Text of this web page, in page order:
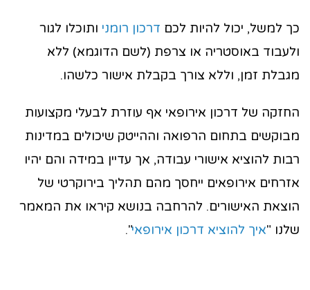
כך למשל, יכול להיות לכם דרכון רומני ותוכלו לגור
ולעבוד באוסטריה או צרפת (לשם הדוגמא) ללא
מגבלת זמן, וללא צורך בקבלת אישור כלשהו.
החזקה של דרכון אירופאי אף עוזרת לבעלי מקצועות
מבוקשים בתחום הרפואה וההייטק שיכולים במדינות
רבות להוציא אישורי עבודה, אך עדיין במידה והם יהיו
אזרחים אירופאים ייחסך מהם תהליך בירוקרטי של
הוצאת האישורים. להרחבה בנושא קיראו את המאמר
שלנו "איך להוציא דרכון אירופאי".